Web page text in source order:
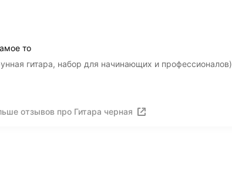
то
гитара, набор для начинающих и профессионалов)
отзывов про Гитара черная